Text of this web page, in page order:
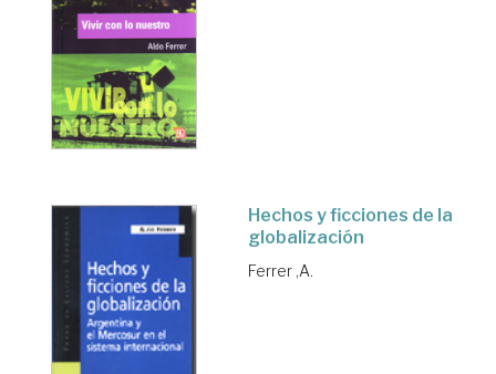
Hechos y ficciones de la
globalización
Ferrer ,A.